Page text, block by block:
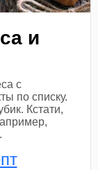
и
с
по списку.
Кстати,